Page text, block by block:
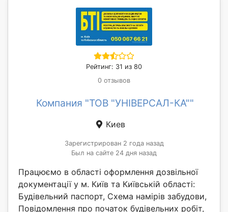
Рейтинг: 31 из 80
0 отзывов
Компания "ТОВ "УНІВЕРСАЛ-КА""
Киев
Зарегистрирован 2 года назад
Был на сайте 24 дня назад
Працюємо в області оформлення дозвільної
документації у м. Київ та Київській області:
Будівельний паспорт, Схема намірів забудови,
Повідомлення про початок будівельних робіт,